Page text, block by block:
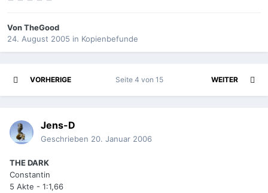
VonTheGood
24. August 2005 in Kopienbefunde
VORHERIGE WEITER
Seite 4 von 15
Jens-D
Geschrieben 20. Januar 2006
THE DARK
Constantin
5 Akte - 1:1,66